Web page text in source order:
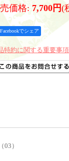
価格: 7,700円(
Facebookでシェア
特約に関する重要事項
）